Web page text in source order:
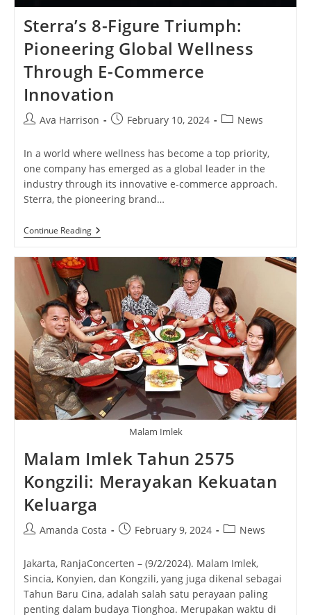
Sterra’s 8-Figure Triumph:
Pioneering Global Wellness
Through E-Commerce
Innovation
PostAva Harrison
PostFebruary 10, 2024
PostNews
In a world where wellness has become a top priority,
one company has emerged as a global leader in the
industry through its innovative e-commerce approach.
Sterra, the pioneering brand…
Continue ReadingSterra’s
8-
Triumph:
Pioneering
Global
Wellness
Through
E-
Commerce
Innovation
Malam Imlek
Malam Imlek Tahun 2575
Kongzili: Merayakan Kekuatan
Keluarga
PostAmanda Costa
PostFebruary 9, 2024
PostNews
Jakarta, RanjaConcerten – (9/2/2024). Malam Imlek,
Sincia, Konyien, dan Kongzili, yang juga dikenal sebagai
Tahun Baru Cina, adalah salah satu perayaan paling
penting dalam budaya Tionghoa. Merupakan waktu di